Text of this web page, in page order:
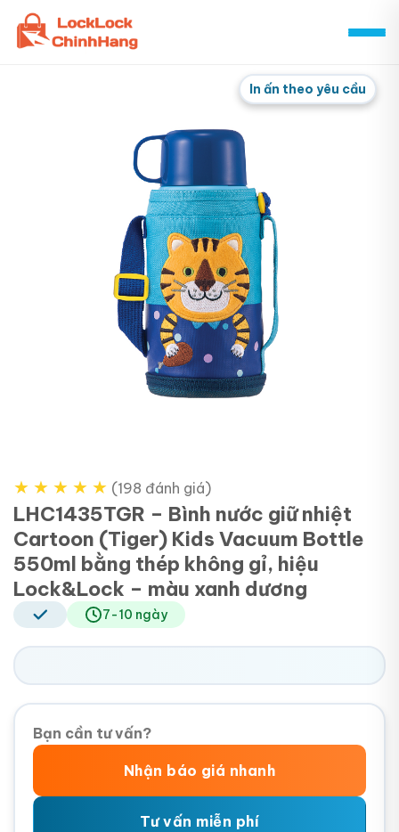
Skip
content
In ấn theo yêu cầu
★ ★ ★ ★ ★ (198 đánh giá)
LHC1435TGR – Bình nước giữ nhiệt
Cartoon (Tiger) Kids Vacuum Bottle
550ml bằng thép không gỉ, hiệu
Lock&Lock – màu xanh dương
7-10 ngày
Bạn cần tư vấn?
Nhận báo giá nhanh
Tư vấn miễn phí